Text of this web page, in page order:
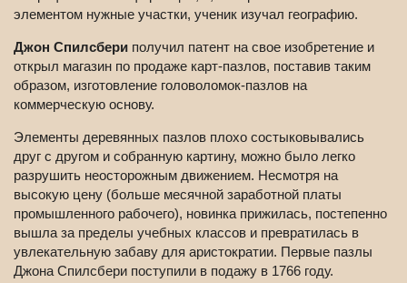
элементом нужные участки, ученик изучал географию.
Джон Спилсбери получил патент на свое изобретение и
открыл магазин по продаже карт-пазлов, поставив таким
образом, изготовление головоломок-пазлов на
коммерческую основу.
Элементы деревянных пазлов плохо состыковывались
друг с другом и собранную картину, можно было легко
разрушить неосторожным движением. Несмотря на
высокую цену (больше месячной заработной платы
промышленного рабочего), новинка прижилась, постепенно
вышла за пределы учебных классов и превратилась в
увлекательную забаву для аристократии. Первые пазлы
Джона Спилсбери поступили в подажу в 1766 году.